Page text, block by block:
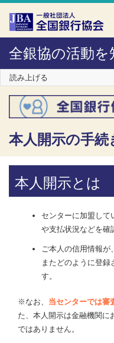
本文へスキップ
障がい者向け相談窓口
全銀協の活動を
読み上げる
本人開示の手続
本人開示とは
センターに加盟して
や支払状況などを確
ご本人の信用情報が
またどのように登録
す。
※なお、 当センターでは審
た、本人開示は金融機関に
ではありません。